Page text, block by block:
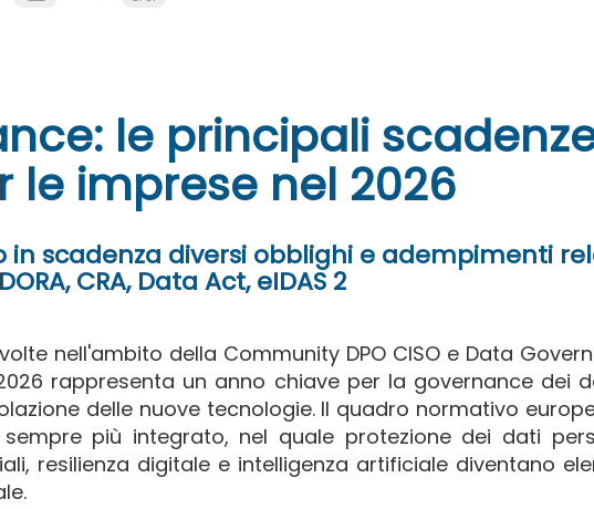
le principali
le imprese nel 2026
in scadenza diversi obblighi e adempimenti
CRA, Data Act, eIDAS 2
nell'ambito della Community DPO CISO e Data
rappresenta un anno chiave per la governance dei
delle nuove tecnologie. Il quadro normativo
più integrato, nel quale protezione dei dati
resilienza digitale e intelligenza artificiale diventano